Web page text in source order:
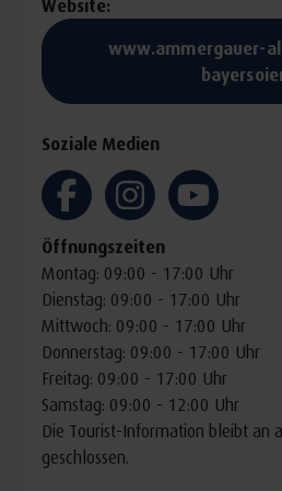
Passionsspielen. Die UNESCO
Schloss Neuschwanstein und
einzigartigen Venusgrotte. Und
Destillerie.
Die Huminsäure:
besondere Stoff
Hochmoors
Angefangen hatte die Geschichte
demEnde der letzten Eiszeit vor
Die nach Norden kriechenden
und Geröll vor sich her, aus denen
bildeten. Mit dem Schmelzen der
riesige Seen, die mit der Zeit immer
Website:
www.ammergauer-
Soziale Medien
Öffnungszeiten
Montag: 09:00 - 17:00 Uhr
Dienstag: 09:00 - 17:00 Uhr
Mittwoch: 09:00 - 17:00 Uhr
Donnerstag: 09:00 - 17:00 Uhr
Freitag: 09:00 - 17:00 Uhr
Samstag: 09:00 - 12:00 Uhr
Die Tourist-Information bleibt an
geschlossen.